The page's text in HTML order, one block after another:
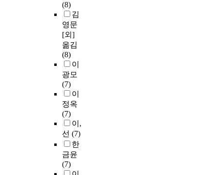
(8)
김
영문
[외]
옮김
(8)
이
광모
(7)
이
정옥
(7)
이,
선 (7)
한
금윤
(7)